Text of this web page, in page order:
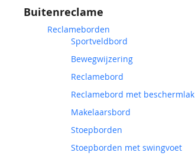
Buitenreclame
Reclameborden
Sportveldbord
Bewegwijzering
Reclamebord
Reclamebord met beschermlak
Makelaarsbord
Stoepborden
Stoepborden met swingvoet